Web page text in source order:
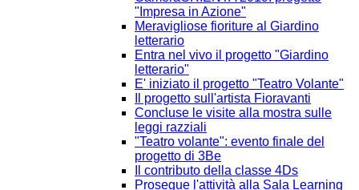
"Impresa in Azione"
Meravigliose fioriture al Giardino
letterario
Entra nel vivo il progetto "Giardino
letterario"
E' iniziato il progetto "Teatro Volante"
Il progetto sull'artista Fioravanti
Concluse le visite alla mostra sulle
leggi razziali
"Teatro volante": evento finale del
progetto di 3Be
Il contributo della classe 4Ds
Prosegue l'attività alla Sala Learning